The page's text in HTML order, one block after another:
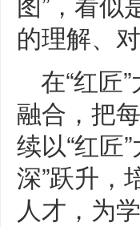
的理解、
在“红匠
融合，把
续以“红匠
深”跃升，
人才，为